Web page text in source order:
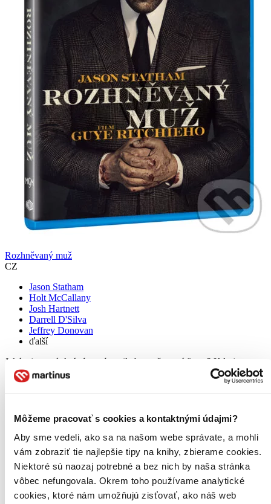
Môžeme pracovať s cookies a kontaktnými údajmi?
Aby sme vedeli, ako sa na našom webe správate, a mohli
vám zobraziť tie najlepšie tipy na knihy, zbierame cookies.
Niektoré sú naozaj potrebné a bez nich by naša stránka
vôbec nefungovala. Okrem toho používame analytické
cookies, ktoré nám umožňujú zisťovať, ako náš web
Rozhněvaný muž
CZ
Jason Statham
Holt McCallany
Josh Hartnett
Darrell D'Silva
Jeffrey Donovan
ďalší
Jaké tajemství skrývá nová posila bezpečnostní firmy? Kdo je
vlastně tajemný H. a jakou má minulost? Tohle bude pro Los
Angeles dlouhá noc...
8,19 €
Na sklade 1 ks
Tento film máme síce aktuálne na sklade, máme však už iba
posledné kusy. Ak ho chcete mať rýchlo, ponáhľajte sa!
Dodanie ďalších môže trvať dlhšie, zvyčajne do šiestich dní.
Pridať do zoznamu
Vložiť do košíka